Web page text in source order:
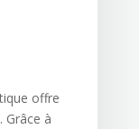
offre
Grâce à